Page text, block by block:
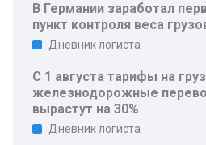
В Германии заработал
пункт контроля веса
Дневник логиста
С 1 августа тарифы на
железнодорожные
вырастут на 30%
Дневник логиста